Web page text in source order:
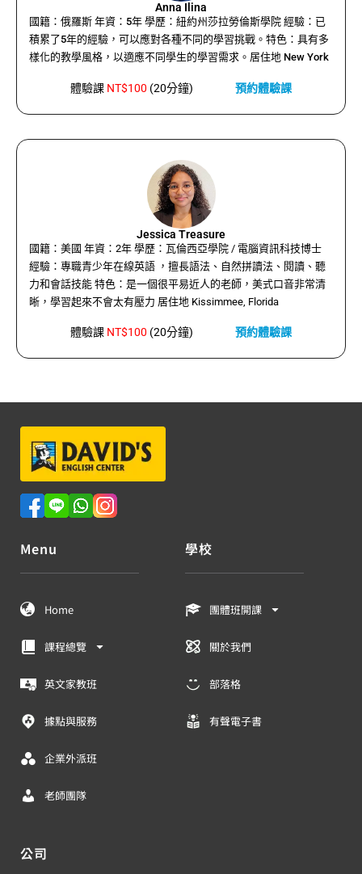
Anna Ilina
國籍：俄羅斯 年資：5年 學歷：紐約州莎拉勞倫斯學院 經驗：已
積累了5年的經驗，可以應對各種不同的學習挑戰。特色：具有多
樣化的教學風格，以適應不同學生的學習需求。居住地 New York
體驗課 NT$100 (20分鐘) 預約體驗課
Jessica Treasure
國籍：美國 年資：2年 學歷：瓦倫西亞學院 / 電腦資訊科技博士
經驗：專職青少年在線英語 ，擅長語法、自然拼讀法、閱讀、聽
力和會話技能 特色：是一個很平易近人的老師，美式口音非常清
晰，學習起來不會太有壓力 居住地 Kissimmee, Florida
體驗課 NT$100 (20分鐘) 預約體驗課
Menu
Home
課程總覽
英文家教班
據點與服務
企業外派班
老師團隊
學校
團體班開課
關於我們
部落格
有聲電子書
公司